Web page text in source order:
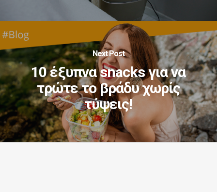
Next Post
10 έξυπνα snacks για να
τρώτε το βράδυ χωρίς
τύψεις!